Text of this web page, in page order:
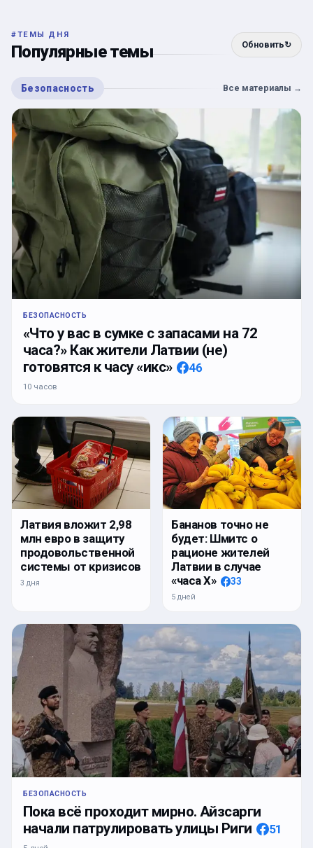
#ТЕМЫ ДНЯ
Популярные темы Обновить↻
Безопасность Все материалы →
БЕЗОПАСНОСТЬ
«Что у вас в сумке с запасами на 72
часа?» Как жители Латвии (не)
готовятся к часу «икс»
46
10 часов
Латвия вложит 2,98
млн евро в защиту
продовольственной
системы от кризисов
3 дня
Бананов точно не
будет: Шмитс о
рационе жителей
Латвии в случае
«часа Х»
33
5 дней
БЕЗОПАСНОСТЬ
Пока всё проходит мирно. Айзсарги
начали патрулировать улицы Риги
51